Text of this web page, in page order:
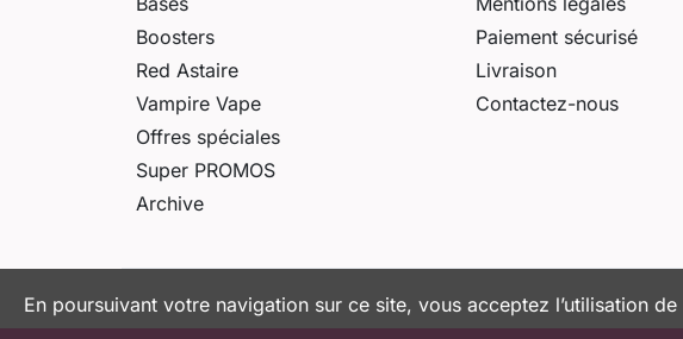
En poursuivant votre navigation sur ce site, vous acceptez l’utilisation
Boosters
Red Astaire
Vampire Vape
Offres spéciales
Super PROMOS
Archive
Paiement sécurisé
Livraison
Contactez-nous